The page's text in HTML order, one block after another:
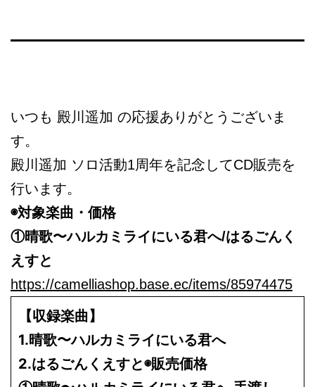
いつも 殿川遥加 の応援ありがとうございま
す。
殿川遥加 ソロ活動1周年を記念してCD販売を
行います。
◉対象楽曲・価格
①晴歌〜ハルカミライにいる君へ/はるごんく
えすと
https://camelliashop.base.ec/items/85974475
【収録楽曲】
1.晴歌〜ハルカミライにいる君へ
2.はるごんくえすと◉販売価格